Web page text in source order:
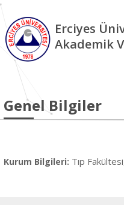
Erciyes
Akademik
Genel Bilgiler
Kurum Bilgileri: Tıp